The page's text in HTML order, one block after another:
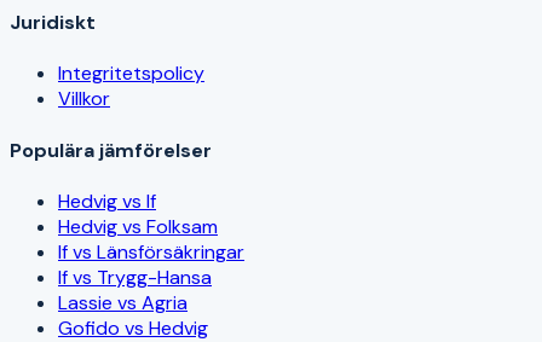
Juridiskt
Integritetspolicy
Villkor
Populära jämförelser
Hedvig vs If
Hedvig vs Folksam
If vs Länsförsäkringar
If vs Trygg-Hansa
Lassie vs Agria
Gofido vs Hedvig